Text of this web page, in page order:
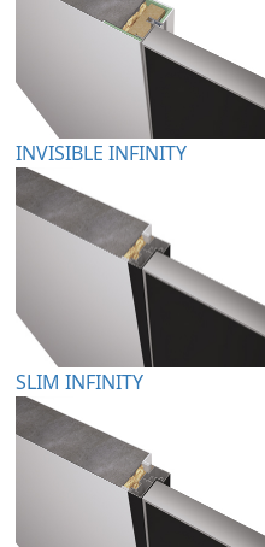
INVISIBLE INFINITY
SLIM INFINITY